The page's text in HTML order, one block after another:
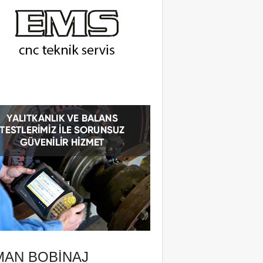
BOBINAJ